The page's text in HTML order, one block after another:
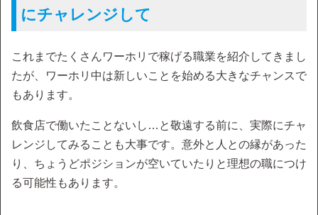
にチャレンジして
これまでたくさんワーホリで稼げる職業を紹介してきまし
たが、ワーホリ中は新しいことを始める大きなチャンスで
もあります。
飲食店で働いたことないし…と敬遠する前に、実際にチャ
レンジしてみることも大事です。意外と人との縁があった
り、ちょうどポジションが空いていたりと理想の職につけ
る可能性もあります。